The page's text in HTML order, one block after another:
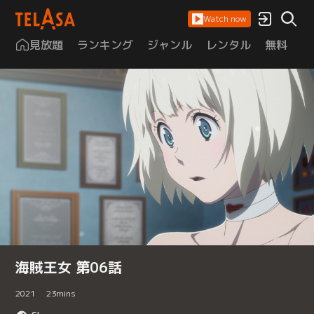
Watch now
見放題 ランキング ジャンル レンタル 無料
海賊王女 第06話
2021 23mins